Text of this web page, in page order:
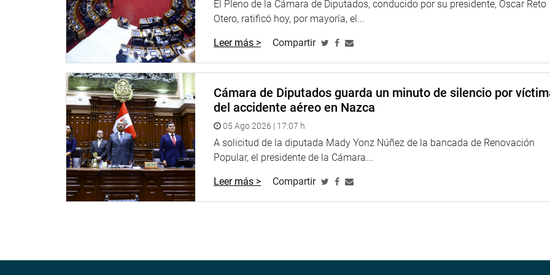
Facebook:https://goo.gl/s5t7XN
Twitter:
https://goo.gl/iMywRR
YouTube:
https://goo.gl/VBXBNk
Radio:http://www.goo.gl/hMwTg1
fotografia.congreso.gob.pe
El Pleno de la Cámara de Diputados, conducido por su presidente, Oscar Reto
Otero, ratificó hoy, por mayoría, el...
Leer más > Compartir
Cámara de Diputados guarda un minuto de silencio por
del accidente aéreo en Nazca
05 Ago 2026 | 17:07 h
A solicitud de la diputada Mady Yonz Núñez de la bancada de Renovación
Popular, el presidente de la Cámara...
Leer más > Compartir